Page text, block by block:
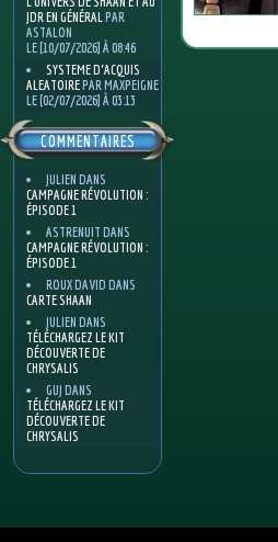
JDR EN GÉNÉRALPAR
ASTALON
LE [10/07/2026] À 08:46
SYSTEME D'ACQUIS
ALEATOIREPAR MAXPEIGNE
LE [02/07/2026] À 03:13
COMMENTAIRES
JULIEN DANS
CAMPAGNE RÉVOLUTION :
ÉPISODE 1
ASTRENUIT DANS
CAMPAGNE RÉVOLUTION :
ÉPISODE 1
ROUX DAVID DANS
CARTE SHAAN
JULIEN DANS
TÉLÉCHARGEZ LE KIT
DÉCOUVERTE DE
CHRYSALIS
GUJ DANS
TÉLÉCHARGEZ LE KIT
DÉCOUVERTE DE
CHRYSALIS